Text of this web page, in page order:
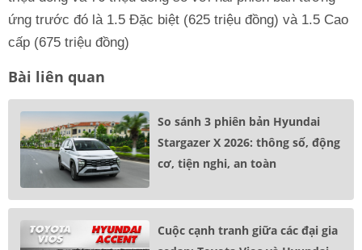
ứng trước đó là 1.5 Đặc biệt (625 triệu đồng) và 1.5 Cao
cấp (675 triệu đồng)
Bài liên quan
So sánh 3 phiên bản Hyundai
Stargazer X 2026: thông số, động
cơ, tiện nghi, an toàn
Cuộc cạnh tranh giữa các đại gia